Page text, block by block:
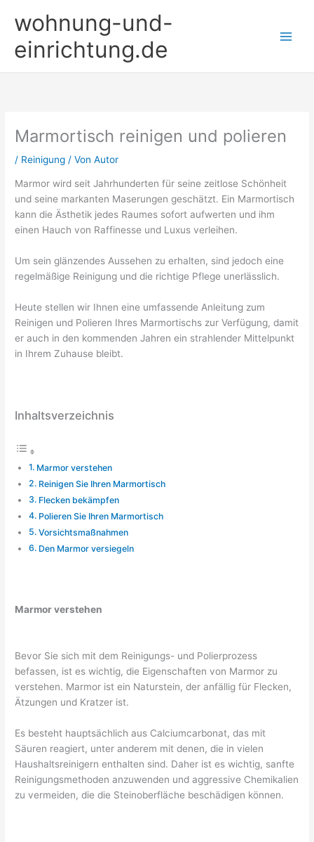
Inhaltwohnung-und-
einrichtung.de
Marmortisch reinigen und polieren
/ Reinigung / VonAutor
Marmor wird seit Jahrhunderten für seine zeitlose Schönheit
und seine markanten Maserungen geschätzt. Ein Marmortisch
kann die Ästhetik jedes Raumes sofort aufwerten und ihm
einen Hauch von Raffinesse und Luxus verleihen.
Um sein glänzendes Aussehen zu erhalten, sind jedoch eine
regelmäßige Reinigung und die richtige Pflege unerlässlich.
Heute stellen wir Ihnen eine umfassende Anleitung zum
Reinigen und Polieren Ihres Marmortischs zur Verfügung, damit
er auch in den kommenden Jahren ein strahlender Mittelpunkt
in Ihrem Zuhause bleibt.
Inhaltsverzeichnis
Marmor verstehen
Reinigen Sie Ihren Marmortisch
Flecken bekämpfen
Polieren Sie Ihren Marmortisch
Vorsichtsmaßnahmen
Den Marmor versiegeln
Marmor verstehen
Bevor Sie sich mit dem Reinigungs- und Polierprozess
befassen, ist es wichtig, die Eigenschaften von Marmor zu
verstehen. Marmor ist ein Naturstein, der anfällig für Flecken,
Ätzungen und Kratzer ist.
Es besteht hauptsächlich aus Calciumcarbonat, das mit
Säuren reagiert, unter anderem mit denen, die in vielen
Haushaltsreinigern enthalten sind. Daher ist es wichtig, sanfte
Reinigungsmethoden anzuwenden und aggressive Chemikalien
zu vermeiden, die die Steinoberfläche beschädigen können.